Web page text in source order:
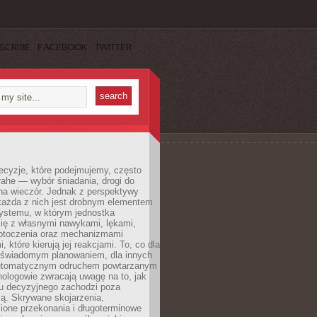
FACEBOOK TWITTER
które podejmujemy, często
— wybór śniadania, drogi do
wieczór. Jednak z perspektywy
z nich jest drobnym elementem
w którym jednostka
z własnymi nawykami, lękami,
oraz mechanizmami
które kierują jej reakcjami. To, co dla
planowaniem, dla innych
odruchem powtarzanym
zwracają uwagę na to, jak
decyzyjnego zachodzi poza
Skrywane skojarzenia,
przekonania i długoterminowe